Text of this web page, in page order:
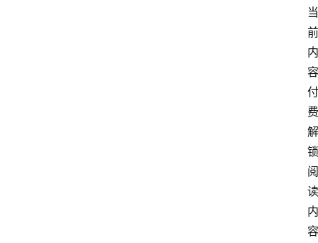
当
前
内
容
付
费
解
锁
阅
读
内
容